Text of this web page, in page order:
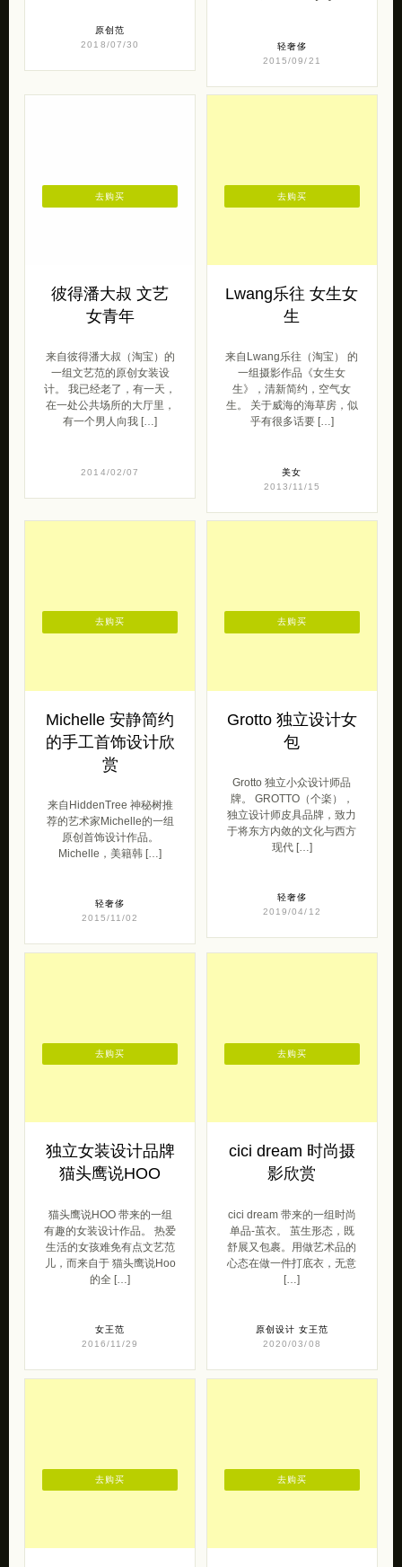
原创范
2018/07/30
轻奢侈
2015/09/21
彼得潘大叔 文艺
女青年
来自彼得潘大叔（淘宝）的
一组文艺范的原创女装设
计。 我已经老了，有一天，
在一处公共场所的大厅里，
有一个男人向我 […]
2014/02/07
去购买
Lwang乐往 女生女
生
来自Lwang乐往（淘宝） 的
一组摄影作品《女生女
生》，清新简约，空气女
生。 关于威海的海草房，似
乎有很多话要 […]
美女
2013/11/15
去购买
Michelle 安静简约
的手工首饰设计欣
赏
来自HiddenTree 神秘树推
荐的艺术家Michelle的一组
原创首饰设计作品。
Michelle，美籍韩 […]
轻奢侈
2015/11/02
去购买
Grotto 独立设计女
包
Grotto 独立小众设计师品
牌。 GROTTO（个楽），
独立设计师皮具品牌，致力
于将东方内敛的文化与西方
现代 […]
轻奢侈
2019/04/12
去购买
独立女装设计品牌
猫头鹰说HOO
猫头鹰说HOO 带来的一组
有趣的女装设计作品。 热爱
生活的女孩难免有点文艺范
儿，而来自于 猫头鹰说Hoo
的全 […]
女王范
2016/11/29
去购买
cici dream 时尚摄
影欣赏
cici dream 带来的一组时尚
单品-茧衣。 茧生形态，既
舒展又包裹。用做艺术品的
心态在做一件打底衣，无意
[…]
原创设计 女王范
2020/03/08
去购买
去购买 去购买